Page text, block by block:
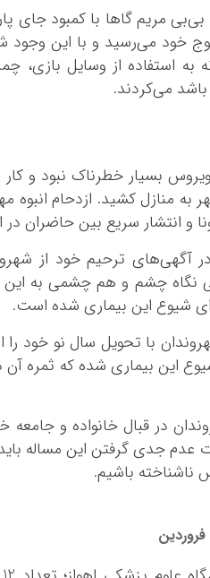
مریم گاها با کمبود جای
خود می‌رسید و با این وجود
به استفاده از وسایل
می‌کردند.
بسیار خطرناک نبود و
منازل کشید. ازدحام انبوه
و انتشار سریع بین حاضران
در آگهی‌های ترحیم خود از
نگاه چشم و هم چشمی به این
شیوع این بیماری شده است.
با تحویل سال نو خود
این بیماری شده که ثمره
در قبال خانواده و جامعه
جدی گرفتن این مساله
ناشناخته باشیم.